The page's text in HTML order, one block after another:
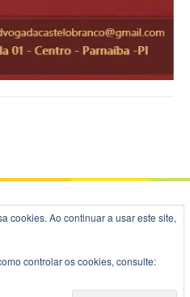
Patus byFameThemes.
cookies. Ao continuar a usar este site,
controlar os cookies, consulte: